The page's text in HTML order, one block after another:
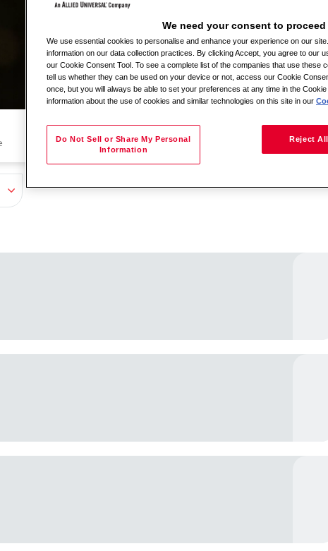
Søg efter lokation
We need your consent to proceed
We use essential cookies to personalise and enhance your experience on our
information on our data collection practices. By clicking Accept, you agree to our
our Cookie Consent Tool. To see a complete list of the companies that use these
tell us whether they can be used on your device or not, access our Cookie
once, but you will always be able to set your preferences at any time in the
information about the use of cookies and similar technologies on this site in our
Do Not Sell or Share My Personal
Information
Reject All